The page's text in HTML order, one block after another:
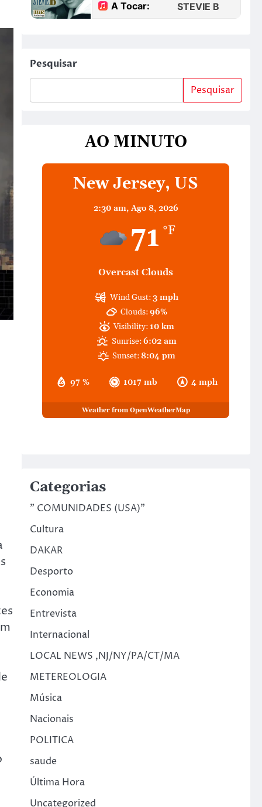
Pesquisar
Pesquisar
AO MINUTO
New Jersey, US
2:30 am, Ago 8, 2026
71 °F
Overcast Clouds
97 % 1017 mb 4 mph
Wind Gust:3 mph
Clouds:96%
Visibility: 10 km
Sunrise:6:02 am
Sunset:8:04 pm
Weather from OpenWeatherMap
Categorias
" COMUNIDADES (USA)"
Cultura
DAKAR
Desporto
Economia
Entrevista
Internacional
LOCAL NEWS ,NJ/NY/PA/CT/MA
METEREOLOGIA
Música
Nacionais
POLITICA
saude
Última Hora
Uncategorized